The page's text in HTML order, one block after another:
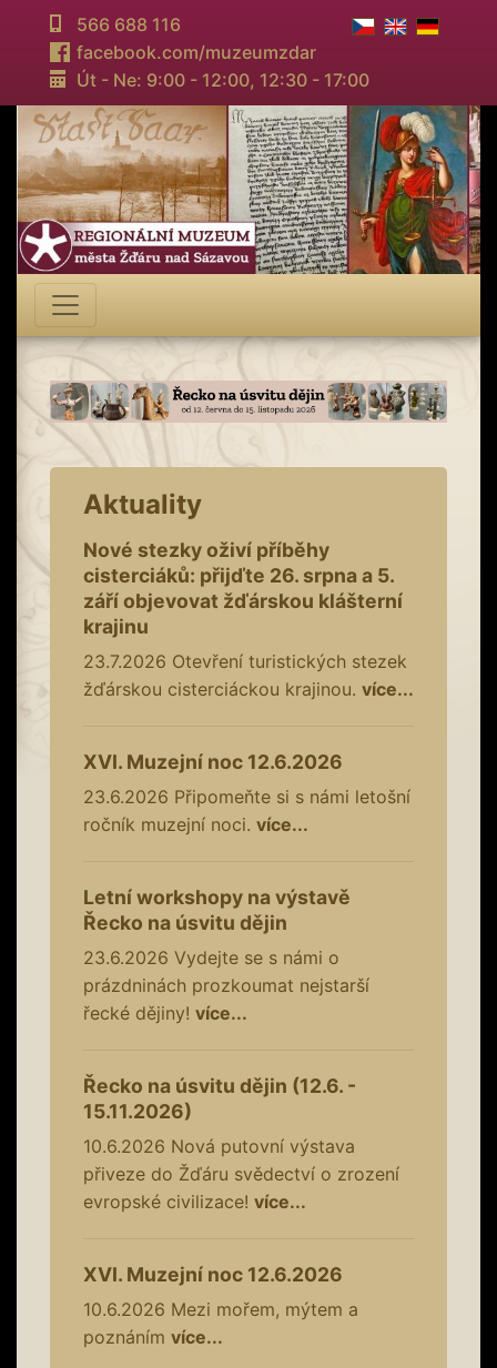
566 688 116
facebook.com/muzeumzdar
Út - Ne: 9:00 - 12:00, 12:30 - 17:00
Aktuality
Nové stezky oživí příběhy
cisterciáků: přijďte 26. srpna a 5.
září objevovat žďárskou klášterní
krajinu
23.7.2026 Otevření turistických stezek
žďárskou cisterciáckou krajinou. více...
XVI. Muzejní noc 12.6.2026
23.6.2026 Připomeňte si s námi letošní
ročník muzejní noci. více...
Letní workshopy na výstavě
Řecko na úsvitu dějin
23.6.2026 Vydejte se s námi o
prázdninách prozkoumat nejstarší
řecké dějiny! více...
Řecko na úsvitu dějin (12.6. -
15.11.2026)
10.6.2026 Nová putovní výstava
přiveze do Žďáru svědectví o zrození
evropské civilizace! více...
XVI. Muzejní noc 12.6.2026
10.6.2026 Mezi mořem, mýtem a
poznáním více...